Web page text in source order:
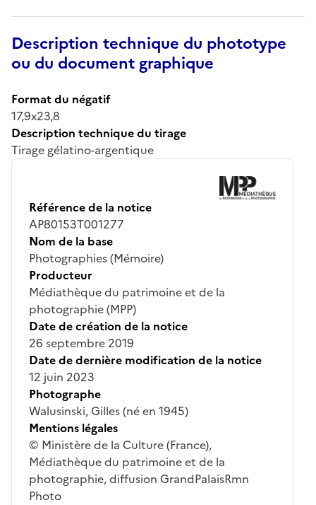
Description technique du phototype
ou du document graphique
Format du négatif
17,9x23,8
Description technique du tirage
Tirage gélatino-argentique
Référence de la notice
AP80153T001277
Nom de la base
Photographies (Mémoire)
Producteur
Médiathèque du patrimoine et de la
photographie (MPP)
Date de création de la notice
26 septembre 2019
Date de dernière modification de la notice
12 juin 2023
Photographe
Walusinski, Gilles (né en 1945)
Mentions légales
© Ministère de la Culture (France),
Médiathèque du patrimoine et de la
photographie, diffusion GrandPalaisRmn
Photo